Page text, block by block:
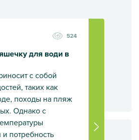
858
для
декору
незабутнього весільного декору
524
для води в
с собой
таких как
походы на пляж
Однако с
потребность